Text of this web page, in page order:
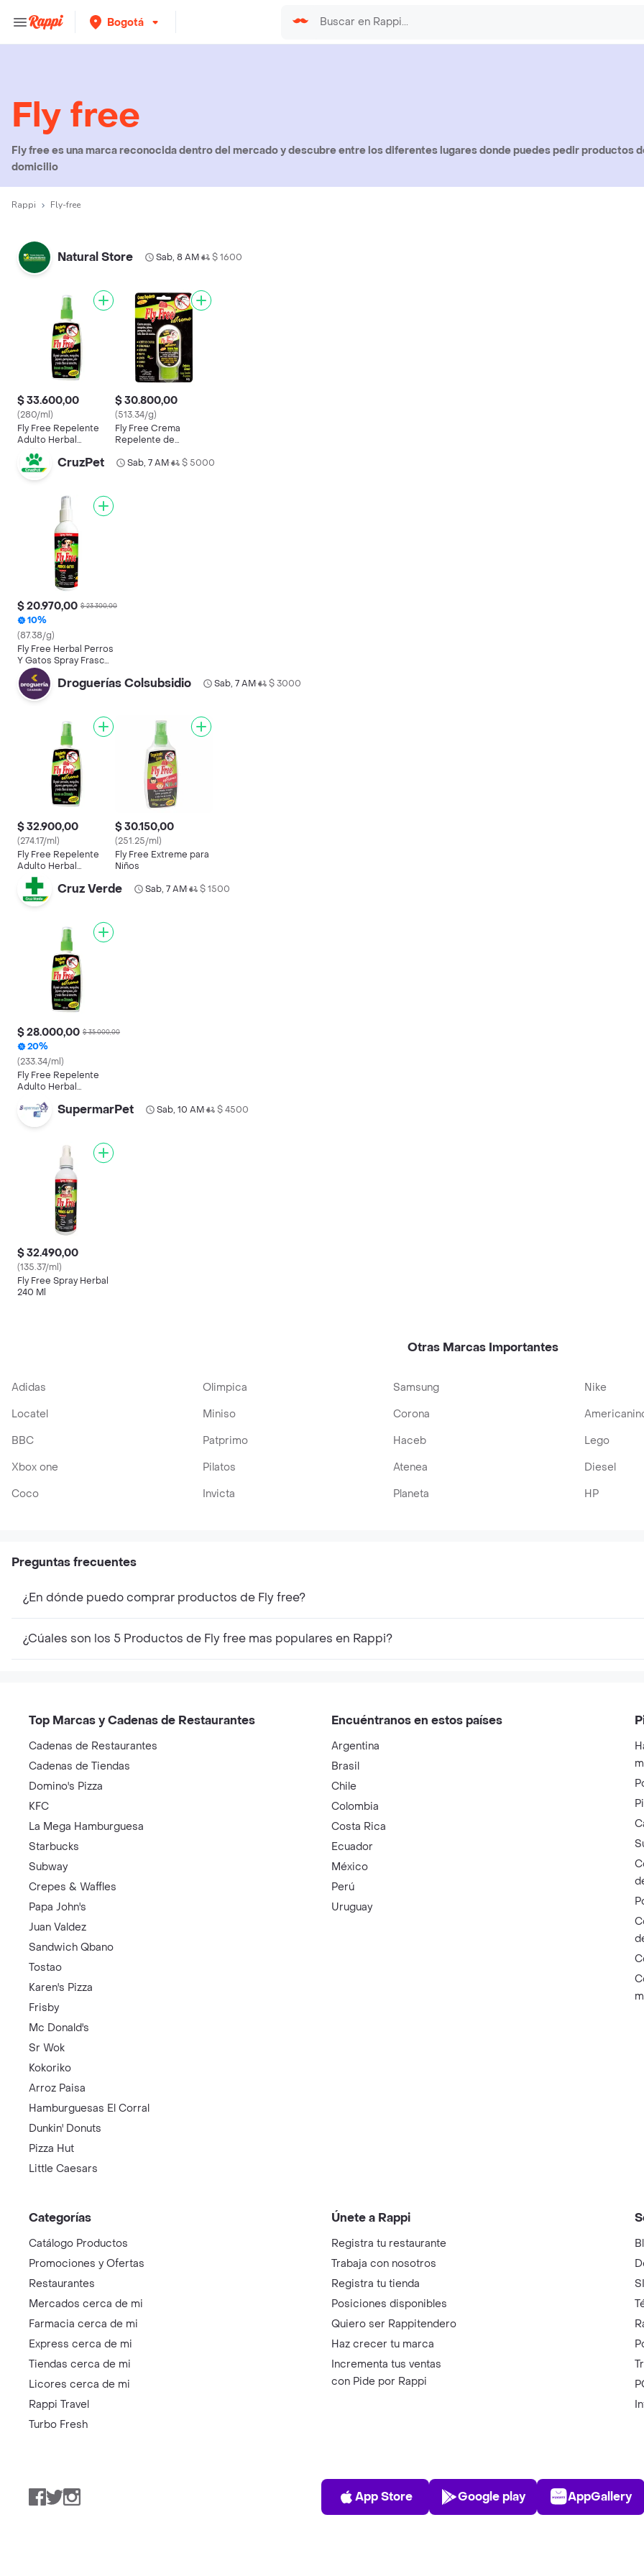
Bogotá
Fly free
Fly free es una marca reconocida dentro del mercado y descubre entre los diferentes lugares donde puedes pedir productos
domicilio
Rappi Fly-free
Natural Store Sab, 8 AM• $ 1600
$ 33.600,00
(280/ml)
Fly Free Repelente
Adulto Herbal
Extreme
$ 30.800,00
(513.34/g)
Fly Free Crema
Repelente de
CruzPet Sab, 7 AM• $ 5000
$ 20.970,00 $ 23.300,00
10%
(87.38/g)
Fly Free Herbal Perros
Y Gatos Spray Frasco
240g
Droguerías Colsubsidio Sab, 7 AM• $ 3000
$ 32.900,00
(274.17/ml)
Fly Free Repelente
Adulto Herbal
Extreme
$ 30.150,00
(251.25/ml)
Fly Free Extreme para
Niños
Cruz Verde Sab, 7 AM• $ 1500
$ 28.000,00 $ 35.000,00
20%
(233.34/ml)
Fly Free Repelente
Adulto Herbal
SupermarPet Sab, 10 AM• $ 4500
$ 32.490,00
(135.37/ml)
Fly Free Spray Herbal
240 Ml
Otras Marcas Importantes
Adidas Olimpica Samsung Nike
Locatel
Miniso Corona
BBC
Patprimo Haceb Lego
Xbox one
Pilatos Atenea Diesel
Coco
Invicta Planeta HP
Preguntas frecuentes
¿En dónde puedo comprar productos de Fly free?
¿Cúales son los 5 Productos de Fly free mas populares en Rappi?
Top Marcas y Cadenas de Restaurantes
Cadenas de Restaurantes
Cadenas de Tiendas
Domino's Pizza
KFC
La Mega Hamburguesa
Starbucks
Subway
Crepes & Waffles
Papa John's
Juan Valdez
Sandwich Qbano
Tostao
Karen's Pizza
Frisby
Mc Donald's
Sr Wok
Kokoriko
Arroz Paisa
Hamburguesas El Corral
Dunkin' Donuts
Pizza Hut
Little Caesars
Encuéntranos en estos países
Argentina
Brasil
Chile
Colombia
Costa Rica
Ecuador
México
Perú
Uruguay
Categorías
Catálogo Productos
Promociones y Ofertas
Restaurantes
Mercados cerca de mi
Farmacia cerca de mi
Express cerca de mi
Tiendas cerca de mi
Licores cerca de mi
Rappi Travel
Turbo Fresh
Únete a Rappi
Registra tu restaurante
Trabaja con nosotros
Registra tu tienda
Posiciones disponibles
Quiero ser Rappitendero
Haz crecer tu marca
Incrementa tus ventas
con Pide por Rappi
Facebook
TwitterInstagram
App Store
App Store
Play Store
Google play AppGallery